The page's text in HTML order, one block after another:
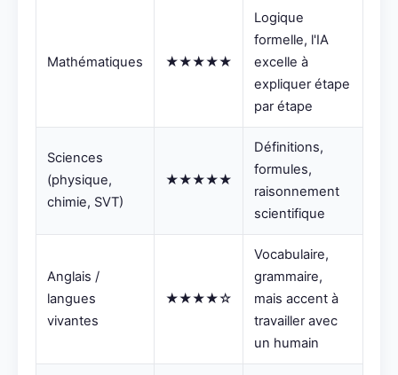
Mathématiques ★★★★★
Logique
formelle, l'IA
excelle à
expliquer étape
par étape
Sciences
(physique,
chimie, SVT)
★★★★★
Définitions,
formules,
raisonnement
scientifique
Anglais /
langues
vivantes
★★★★☆
Vocabulaire,
grammaire,
mais accent à
travailler avec
un humain